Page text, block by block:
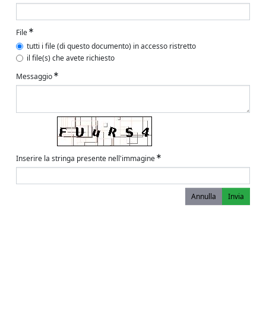
File
tutti i file (di questo documento) in accesso ristretto
il file(s) che avete richiesto
Messaggio
Inserire la stringa presente nell'immagine
Annulla Invia